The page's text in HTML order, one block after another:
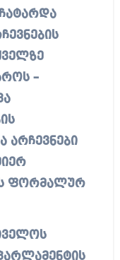
–
არჩევნები
ფორმალურ